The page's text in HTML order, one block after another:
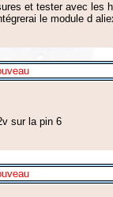
et tester avec les
le module d
sur la pin 6